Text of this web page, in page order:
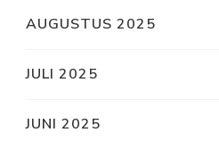
AUGUSTUS 2025
JULI 2025
JUNI 2025